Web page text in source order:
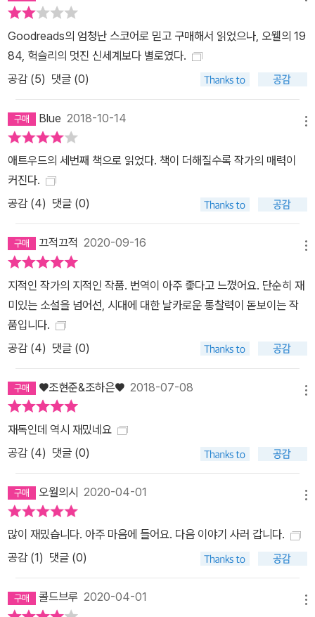
Goodreads의 엄청난 스코어로 믿고 구매해서 읽었으나, 오웰의 19
84, 헉슬리의 멋진 신세계보다 별로였다.
공감 (5) 댓글 (0)
Blue 2018-10-14
애트우드의 세번째 책으로 읽었다. 책이 더해질수록 작가의 매력이
커진다.
공감 (4) 댓글 (0)
끄적끄적 2020-09-16
지적인 작가의 지적인 작품. 번역이 아주 좋다고 느꼈어요. 단순히 재
미있는 소설을 넘어선, 시대에 대한 날카로운 통찰력이 돋보이는 작
품입니다.
공감 (4) 댓글 (0)
♥조현준&조하은♥ 2018-07-08
재독인데 역시 재밌네요
공감 (4) 댓글 (0)
오월의시 2020-04-01
많이 재밌습니다. 아주 마음에 들어요. 다음 이야기 사러 갑니다.
공감 (1) 댓글 (0)
콜드브루 2020-04-01